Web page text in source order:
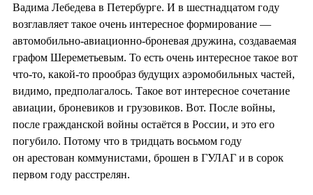
Вадима Лебедева в Петербурге. И в шестнадцатом году
возглавляет такое очень интересное формирование —
автомобильно-авиационно-броневая дружина, создаваемая
графом Шереметьевым. То есть очень интересное такое вот
что-то, какой-то прообраз будущих аэромобильных частей,
видимо, предполагалось. Такое вот интересное сочетание
авиации, броневиков и грузовиков. Вот. После войны,
после гражданской войны остаётся в России, и это его
погубило. Потому что в тридцать восьмом году
он арестован коммунистами, брошен в ГУЛАГ и в сорок
первом году расстрелян.